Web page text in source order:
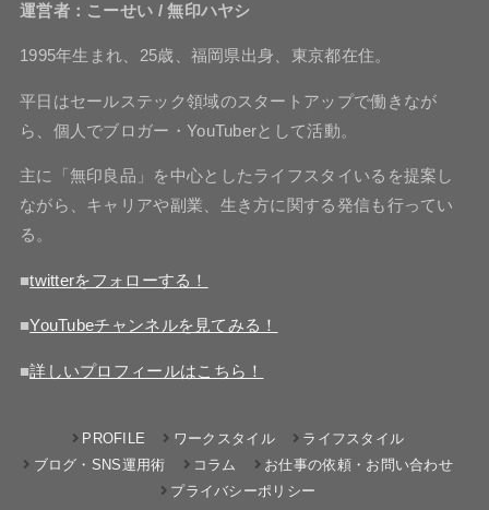
運営者：こーせい / 無印ハヤシ
1995年生まれ、25歳、福岡県出身、東京都在住。
平日はセールステック領域のスタートアップで働きなが
ら、個人でブロガー・YouTuberとして活動。
主に「無印良品」を中心としたライフスタイいるを提案し
ながら、キャリアや副業、生き方に関する発信も行ってい
る。
■twitterをフォローする！
■YouTubeチャンネルを見てみる！
■詳しいプロフィールはこちら！
PROFILE ワークスタイル
ライフスタイル
ブログ・SNS運用術
コラム
お仕事の依頼・お問い合わせ
プライバシーポリシー